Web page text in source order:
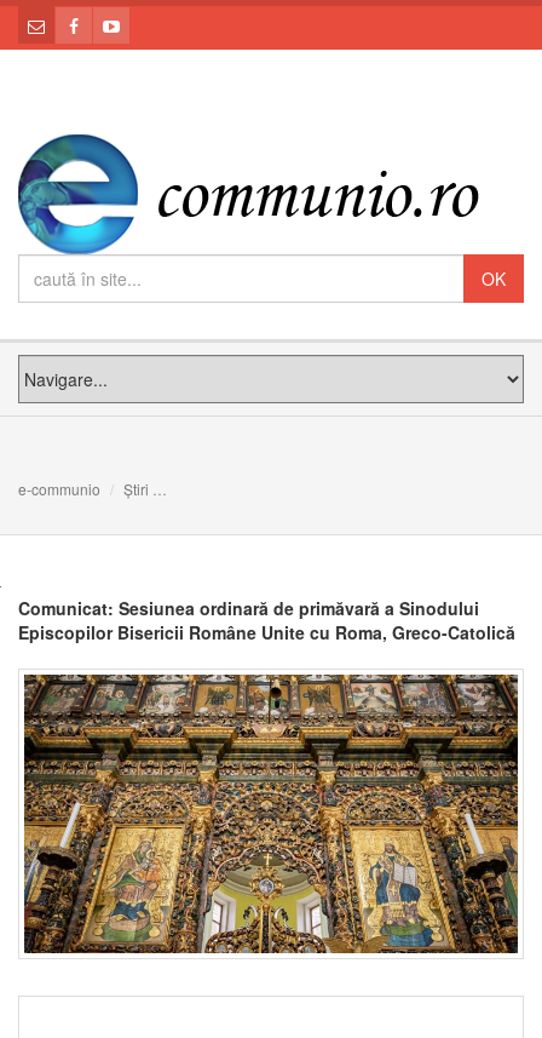
e-communio Știri
Comunicat: Sesiunea ordinară de primăvară a Sinodului
Episcopilor Bisericii Române Unite cu Roma, Greco-Catolică